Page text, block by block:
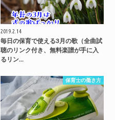
2019.2.14
毎日の保育で使える3月の歌（全曲試
聴のリンク付き、無料楽譜が手に入
るリン…
保育士の働き方